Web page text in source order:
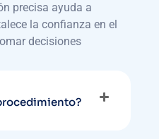
precisa ayuda a
la confianza en el
decisiones